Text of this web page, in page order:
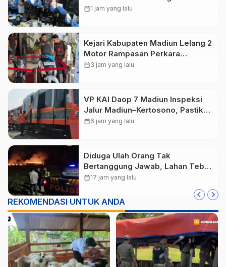
Rp540 Juta, Cegah
calendar_month1 jam yang lalu
Kejari Kabupaten Madiun Lelang 2
Motor Rampasan Perkara
Inkracht, Penawaran Dibuka 11
calendar_month3 jam yang lalu
VP KAI Daop 7 Madiun Inspeksi
Jalur Madiun–Kertosono, Pastikan
Keselamatan Perjalanan Kereta
calendar_month6 jam yang lalu
Diduga Ulah Orang Tak
Bertanggung Jawab, Lahan Tebu
Seluas 2 Hektare di Plunturan
calendar_month17 jam yang lalu
REKOMENDASI UNTUK ANDA